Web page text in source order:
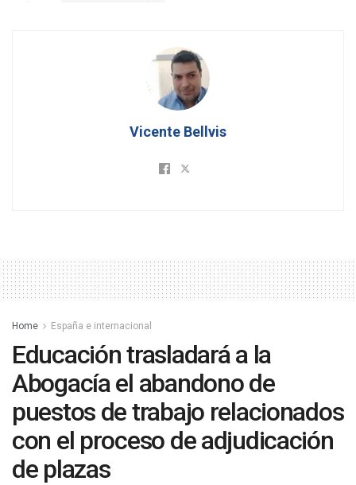
Vicente Bellvis
Home España e internacional
Educación trasladará a la
Abogacía el abandono de
puestos de trabajo relacionados
con el proceso de adjudicación
de plazas